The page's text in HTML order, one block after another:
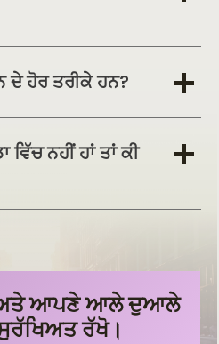
ਦੇ ਹੋਰ ਤਰੀਕੇ ਹਨ?
ਨਹੀਂ ਹਾਂ ਤਾਂ ਕੀ
ਆਪਣੇ ਆਲੇ ਦੁਆਲੇ
ਰੱਖੋ।